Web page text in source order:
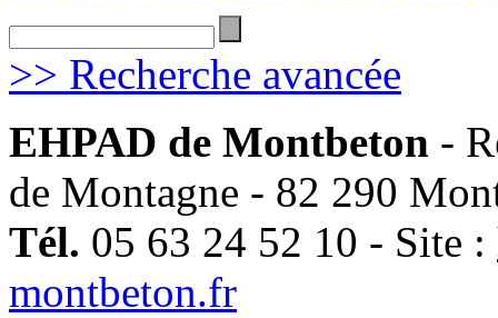
>> Recherche avancée
EHPAD de Montbeton -
de Montagne - 82 290
Tél. 05 63 24 52 10 - Site :
montbeton.fr